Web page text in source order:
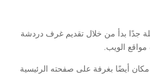
جدًا بدأ من خلال تقديم غرف دردشة
مواقع الويب.
أيضًا بغرفة على صفحته الرئيسية